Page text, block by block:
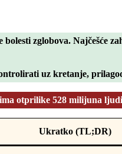
bolesti zglobova. Najčešće
uz kretanje,
otprilike 528 milijuna
Ukratko (TL;DR)